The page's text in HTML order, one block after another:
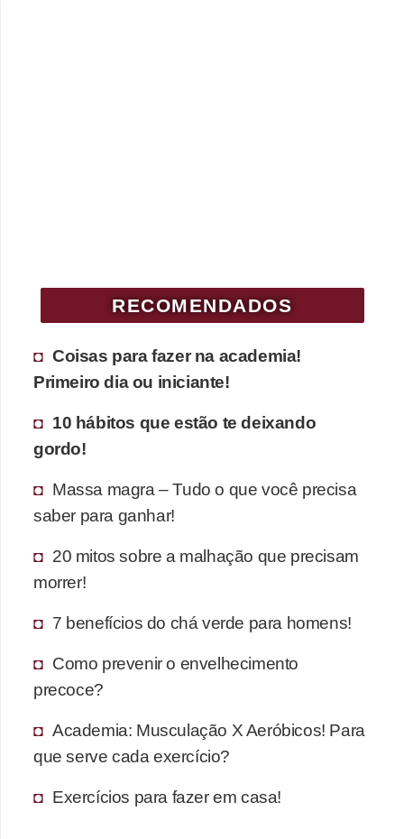
RECOMENDADOS
Coisas para fazer na academia!
Primeiro dia ou iniciante!
10 hábitos que estão te deixando
gordo!
Massa magra – Tudo o que você precisa
saber para ganhar!
20 mitos sobre a malhação que precisam
morrer!
7 benefícios do chá verde para homens!
Como prevenir o envelhecimento
precoce?
Academia: Musculação X Aeróbicos! Para
que serve cada exercício?
Exercícios para fazer em casa!